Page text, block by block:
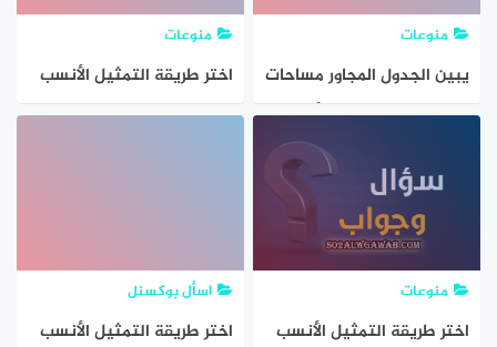
ممتاز جيد جدا جيد مقبول ؟
منوعات
يبين الجدول المجاور مساحات
المحيطات الخمسة بالأميال
المربعة اختر الطريقة الأنسب
لتمثيل البيانات ثم مثلها؟
منوعات
اختر طريقة التمثيل الأنسب
لكل نوع من البيانات فيما
منوعات
اختر طريقة التمثيل الأنسب
اسأل بوكسنل
اختر طريقة التمثيل الأنسب